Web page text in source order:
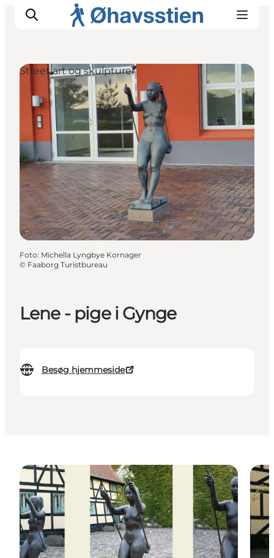
Inspiration
Vandreruter
Planlægning
Lene - pige i Gynge
Besøg hjemmeside
Street art og skulpturer
Foto: Michella Lyngbye Kornager
© Faaborg Turistbureau